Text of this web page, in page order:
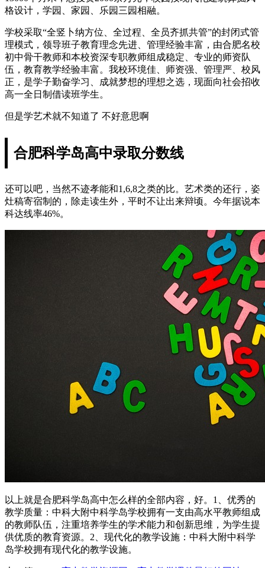
格设计，学园、家园、乐园三园相融。
学校采取“全竖卜纳方位、全过程、全员齐抓共管”的封闭式管
理模式，领导班子教育理念先进、管理经验丰富，由合肥名校
初中骨干教师和本校资深专职教师组成稳定、专业的师资队
伍，教育教学经验丰富。我校环境佳、师资强、管理严、校风
正，是学子勤奋学习、成就梦想的理想之选，现面向社会招收
高一全日制借读班学生。
但是学艺术就不知道了 不好意思啊
合肥科学岛高中录取分数线
还可以吧，当然不迹孝能和1,6,8之类的比。艺术类的还行，姿
灶稿寄宿制的，除走读生外，平时不让出来辩顷。今年据说本
科达线率46%。
以上就是合肥科学岛高中怎么样的全部内容，好。1、优秀的
教学质量：中科大附中科学岛学校拥有一支由高水平教师组成
的教师队伍，注重培养学生的学术能力和创新思维，为学生提
供优质的教育资源。2、现代化的教学设施：中科大附中科学
岛学校拥有现代化的教学设施。